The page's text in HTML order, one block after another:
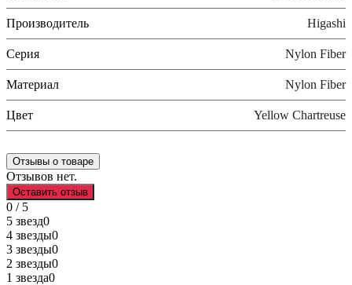
Производитель Higashi
Серия Nylon Fiber
Материал Nylon Fiber
Цвет Yellow Chartreuse
Отзывы о товаре
Отзывов нет.
Оставить отзыв
0 / 5
5 звезд0
4 звезды0
3 звезды0
2 звезды0
1 звезда0